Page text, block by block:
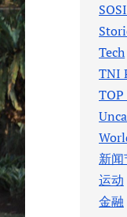
Tech
TNI
TOP
新
运动
金融